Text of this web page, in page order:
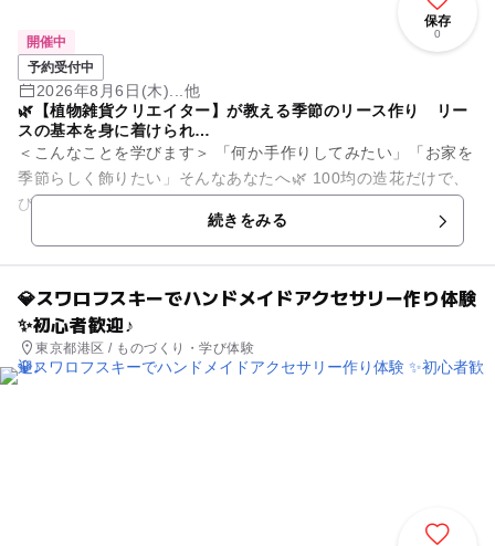
保存
0
開催中
予約受付中
2026年8月6日(木)...他
🌿【植物雑貨クリエイター】が教える季節のリース作り リー
スの基本を身に着けられ…
＜こんなことを学びます＞ 「何か手作りしてみたい」「お家を
季節らしく飾りたい」そんなあなたへ🌿 100均の造花だけで、
びっくりするほど可愛い“オリジナルリース”が作れる講座を開
続きをみる
💎スワロフスキーでハンドメイドアクセサリー作り体験
✨初心者歓迎♪
東京都港区 / ものづくり・学び体験